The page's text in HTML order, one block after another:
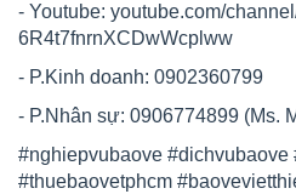
- Youtube: youtube.com/
6R4t7fnrnXCDwWcplww
- P.Kinh doanh: 0902360799
- P.Nhân sự: 0906774899 (Ms.
#nghiepvubaove #dichvubaove
#thuebaovetphcm